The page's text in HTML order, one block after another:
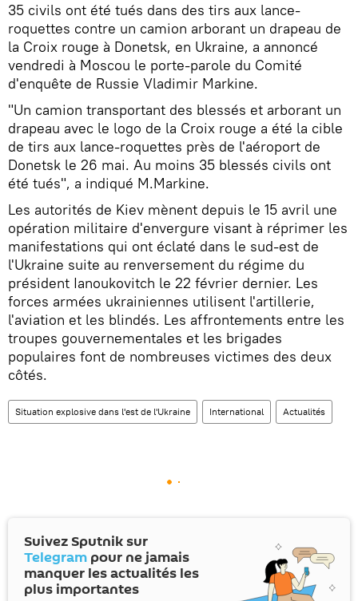
35 civils ont été tués dans des tirs aux lance-
roquettes contre un camion arborant un drapeau de
la Croix rouge à Donetsk, en Ukraine, a annoncé
vendredi à Moscou le porte-parole du Comité
d'enquête de Russie Vladimir Markine.
"Un camion transportant des blessés et arborant un
drapeau avec le logo de la Croix rouge a été la cible
de tirs aux lance-roquettes près de l'aéroport de
Donetsk le 26 mai. Au moins 35 blessés civils ont
été tués", a indiqué M.Markine.
Les autorités de Kiev mènent depuis le 15 avril une
opération militaire d'envergure visant à réprimer les
manifestations qui ont éclaté dans le sud-est de
l'Ukraine suite au renversement du régime du
président Ianoukovitch le 22 février dernier. Les
forces armées ukrainiennes utilisent l'artillerie,
l'aviation et les blindés. Les affrontements entre les
troupes gouvernementales et les brigades
populaires font de nombreuses victimes des deux
côtés.
Situation explosive dans l'est de l'Ukraine International Actualités
Suivez Sputnik sur
Telegram pour ne jamais
manquer les actualités les
plus importantes